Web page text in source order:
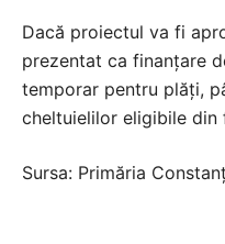
Dacă proiectul va fi
prezentat ca finanțare
temporar pentru plăți,
cheltuielilor eligibile din
Sursa: Primăria